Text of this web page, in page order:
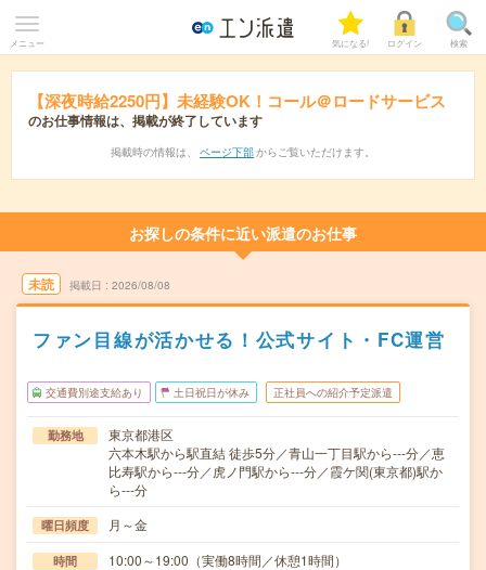
メニュー 気になる! ログイン 検索
【深夜時給2250円】未経験OK！コール＠ロードサービス
のお仕事情報は、掲載が終了しています
掲載時の情報は、 ページ下部 からご覧いただけます。
お探しの条件に近い派遣のお仕事
未読 掲載日 2026/08/08
ファン目線が活かせる！公式サイト・FC運営
交通費別途支給あり 土日祝日が休み 正社員への紹介予定派遣
勤務地
東京都港区
六本木駅から駅直結 徒歩5分／青山一丁目駅から---分／恵
比寿駅から---分／虎ノ門駅から---分／霞ケ関(東京都)駅か
ら---分
曜日頻度 月～金
時間 10:00～19:00（実働8時間／休憩1時間）